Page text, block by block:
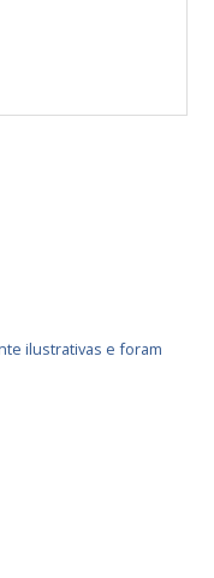
ilustrativas e foram